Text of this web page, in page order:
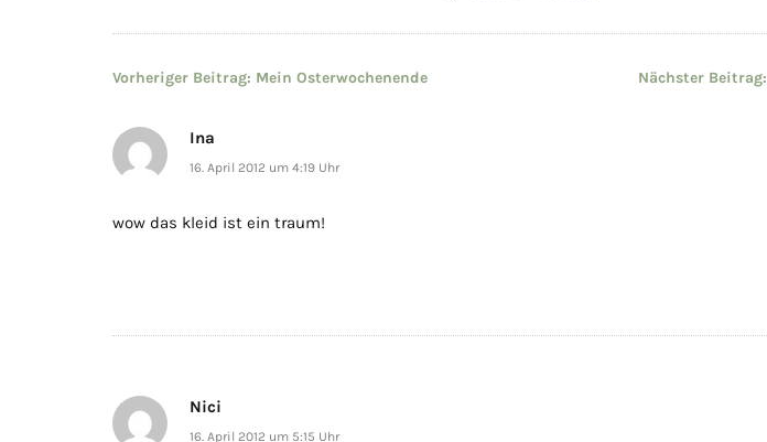
Beitragsnavigation
Vorheriger Beitrag: Mein Osterwochenende Nächster Beitrag:
Ina
16. April 2012 um 4:19 Uhr
wow das kleid ist ein traum!
Nici
16. April 2012 um 5:15 Uhr